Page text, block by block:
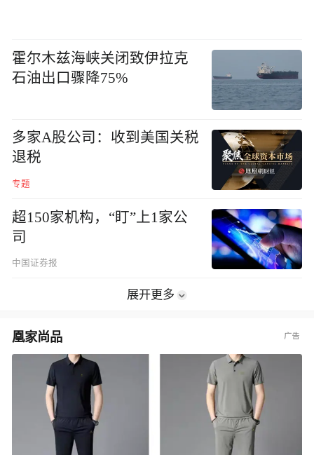
霍尔木兹海峡关闭致伊拉克
石油出口骤降75%
多家A股公司：收到美国关税
退税
专题
超150家机构，“盯”上1家公
司
中国证券报
展开更多
凰家尚品